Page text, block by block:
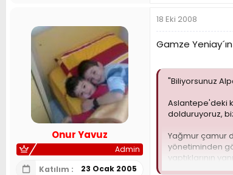
Onur Yavuz
Admin
Katılım
23 Ocak 2005
18 Eki 2008
Gamze
"Biliyorsunuz
Aslantepe'deki
dolduruyoruz,
Yağmur çamur
yönetiminden
yaptıklarının